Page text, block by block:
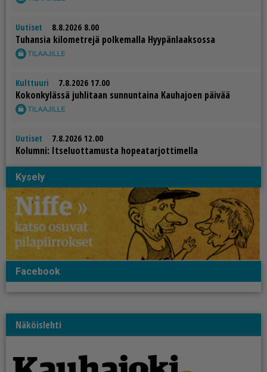
Uutiset 8.8.2026 8.00
Tu­han­sia ki­lo­met­re­jä pol­ke­mal­la Hyy­pän­laak­sos­sa
Kulttuuri 7.8.2026 17.00
Ko­kon­ky­läs­sä juh­li­taan sun­nun­tai­na Kau­ha­jo­en päi­vää
Uutiset 7.8.2026 12.00
Ko­lum­ni: It­se­luot­ta­mus­ta ho­pe­a­tar­jot­ti­mel­la
Kysely
Facebook
Näköislehti